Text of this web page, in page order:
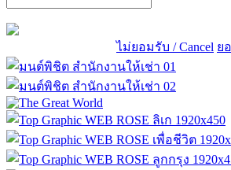
ไม่ยอมรับ / Cancel ย